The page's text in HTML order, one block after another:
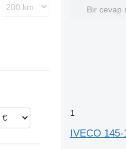
Bir cevap
1
IVECO